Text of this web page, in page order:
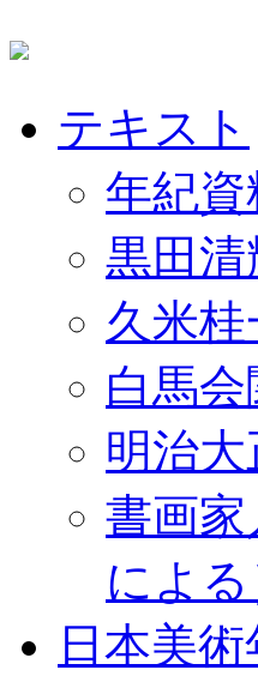
テキスト
年紀
黒田
久米
白馬
明治
書画
による
日本美